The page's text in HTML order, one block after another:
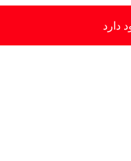
دارد